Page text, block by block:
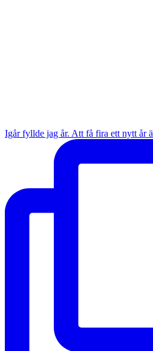
Igår fyllde jag år. Att få fira ett nytt år ä